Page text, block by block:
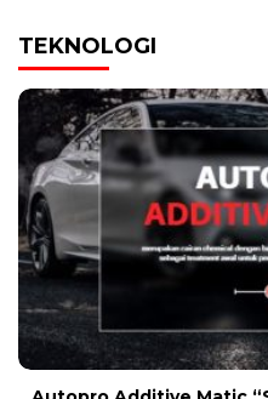
TEKNOLOGI